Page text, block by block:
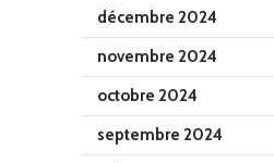
décembre 2024
novembre 2024
octobre 2024
septembre 2024